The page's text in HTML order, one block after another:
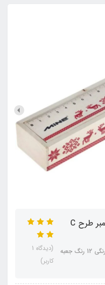
مدادرنگی 12 رنگ ماین مدل تیمبر طرح C
Mine color pencils 12 colors - مدادرنگی 12 رنگ جعبه
(دیدگاه 1
کاربر)